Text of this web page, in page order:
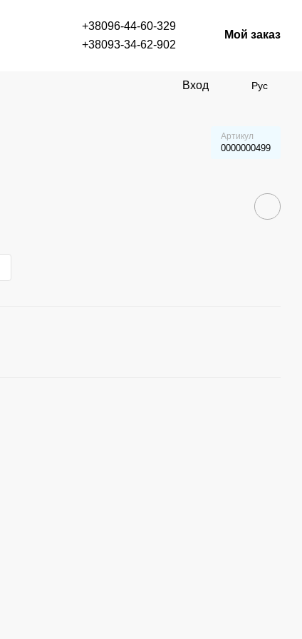
+38096-44-60-329
+38093-34-62-902
Мой заказ
Вход Рус
Артикул
0000000499